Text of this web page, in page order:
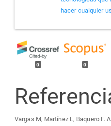
hacer cualquier
0 0
Vargas M, Martínez L, Baquero F.